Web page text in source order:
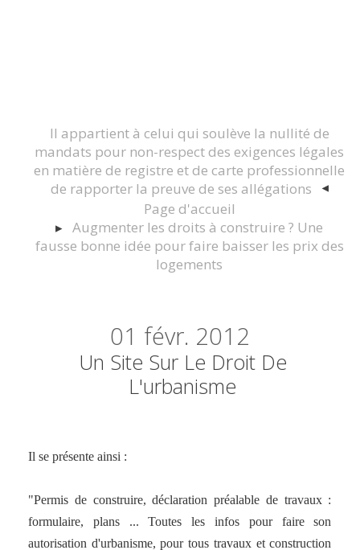
Il appartient à celui qui soulève la nullité de
mandats pour non-respect des exigences légales
en matière de registre et de carte professionnelle
de rapporter la preuve de ses allégations
Page d'accueil
Augmenter les droits à construire ? Une
fausse bonne idée pour faire baisser les prix des
logements
01 févr. 2012
Un Site Sur Le Droit De
L'urbanisme
Il se présente ainsi :
"Permis de construire, déclaration préalable de travaux :
formulaire, plans ... Toutes les infos pour faire son
autorisation d'urbanisme, pour tous travaux et construction